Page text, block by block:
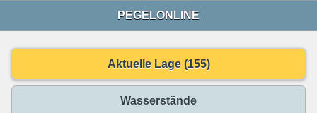
PEGELONLINE
Aktuelle Lage (155)
Wasserstände